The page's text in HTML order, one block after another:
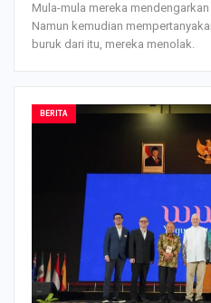
Mula-mula mereka
Namun kemudian
buruk dari itu, mereka menolak.
BERITA